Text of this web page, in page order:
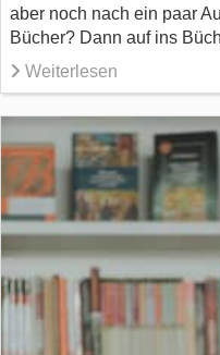
aber noch nach ein paar
Bücher? Dann auf ins
Weiterlesen